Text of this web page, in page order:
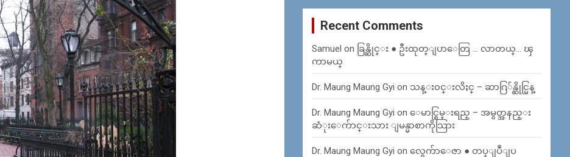
Recent Comments
Samuel on ခြန္ဆိုင္း ● ဦးထုတ္ျပာေတြ … လာတယ္… ၾ
ကာမယ္
Dr. Maung Maung Gyi on သန္း၀င္းလိႈင္ – ဆာဂြ်န္ဆိုင္မြန္
Dr. Maung Maung Gyi onေမာင္စြမ္းရည္ – အမွတ္အနည္း
ဆံုးေက်ာင္းသား ျမန္မာစာကိုသြား
Dr. Maung Maung Gyi onလွေက်ာေဇာ ● တပ္ျပဳျပ